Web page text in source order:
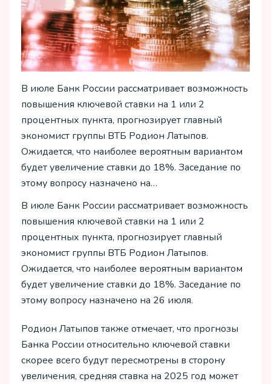
В июле Банк России рассматривает возможность
повышения ключевой ставки на 1 или 2
процентных пункта, прогнозирует главный
экономист группы ВТБ Родион Латыпов.
Ожидается, что наиболее вероятным вариантом
будет увеличение ставки до 18%. Заседание по
этому вопросу назначено на…
В июле Банк России рассматривает возможность
повышения ключевой ставки на 1 или 2
процентных пункта, прогнозирует главный
экономист группы ВТБ Родион Латыпов.
Ожидается, что наиболее вероятным вариантом
будет увеличение ставки до 18%. Заседание по
этому вопросу назначено на 26 июля.
Родион Латыпов также отмечает, что прогнозы
Банка России относительно ключевой ставки
скорее всего будут пересмотрены в сторону
увеличения, средняя ставка на 2025 год может